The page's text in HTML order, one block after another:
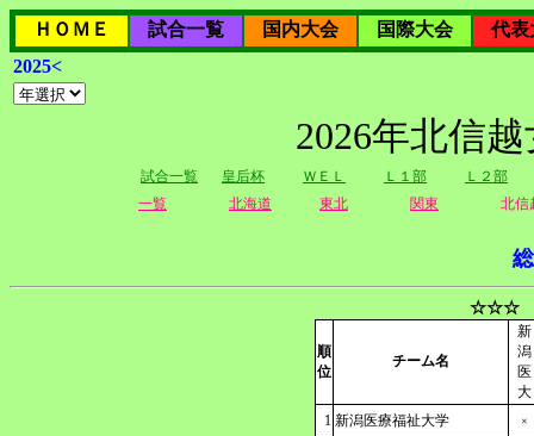
ＨＯＭＥ 試合一覧 国内大会 国際大会
代表
2025<
2026年北信
試合一覧 皇后杯 ＷＥＬ Ｌ１部
Ｌ２部
一覧
北海道 東北 関東 北信
☆☆☆
順
位
チーム名
新
潟
医
大
1 新潟医療福祉大学 ×